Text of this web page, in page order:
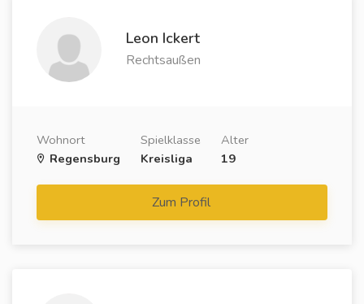
Leon Ickert
Rechtsaußen
Wohnort
Regensburg
Spielklasse
Kreisliga
Alter
19
Zum Profil